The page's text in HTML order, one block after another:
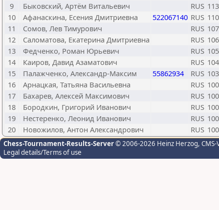
9
Быковский, Артём Витальевич RUS
10
Афанаскина, Есения Дмитриевна 522067140 RUS
11
Сомов, Лев Тимурович RUS
12
Саломатова, Екатерина Дмитриевна RUS
13
Федченко, Роман Юрьевич RUS
14
Каиров, Давид Азаматович RUS
15
Палажченко, Александр-Максим 55862934 RUS
16
Арнацкая, Татьяна Васильевна RUS
17
Бахарев, Алексей Максимович RUS
18
Бородкин, Григорий Иванович RUS
19
Нестеренко, Леонид Иванович RUS
20
Новожилов, Антон Александрович RUS
Chess-Tournament-Results-Server© 2006-2026 Heinz Herzog,
Legal details/Terms of use